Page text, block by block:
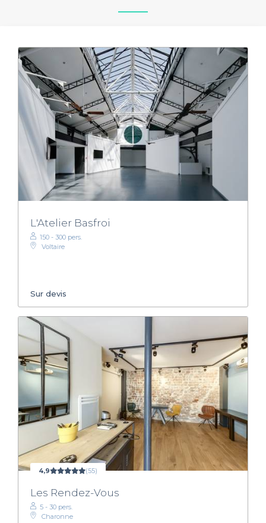
L'Atelier Basfroi
150 - 300 pers.
Voltaire
Sur devis
4,9 (55)
Les Rendez-Vous
5 - 30 pers.
Charonne